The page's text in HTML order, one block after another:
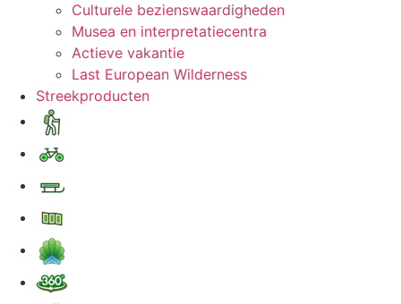
Culturele bezienswaardigheden
Musea en interpretatiecentra
Actieve vakantie
Last European Wilderness
Streekproducten